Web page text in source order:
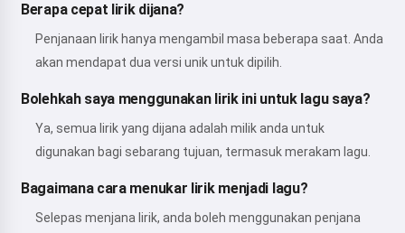
Berapa cepat lirik dijana?
Penjanaan lirik hanya mengambil masa beberapa saat. Anda
akan mendapat dua versi unik untuk dipilih.
Bolehkah saya menggunakan lirik ini untuk lagu saya?
Ya, semua lirik yang dijana adalah milik anda untuk
digunakan bagi sebarang tujuan, termasuk merakam lagu.
Bagaimana cara menukar lirik menjadi lagu?
Selepas menjana lirik, anda boleh menggunakan penjana